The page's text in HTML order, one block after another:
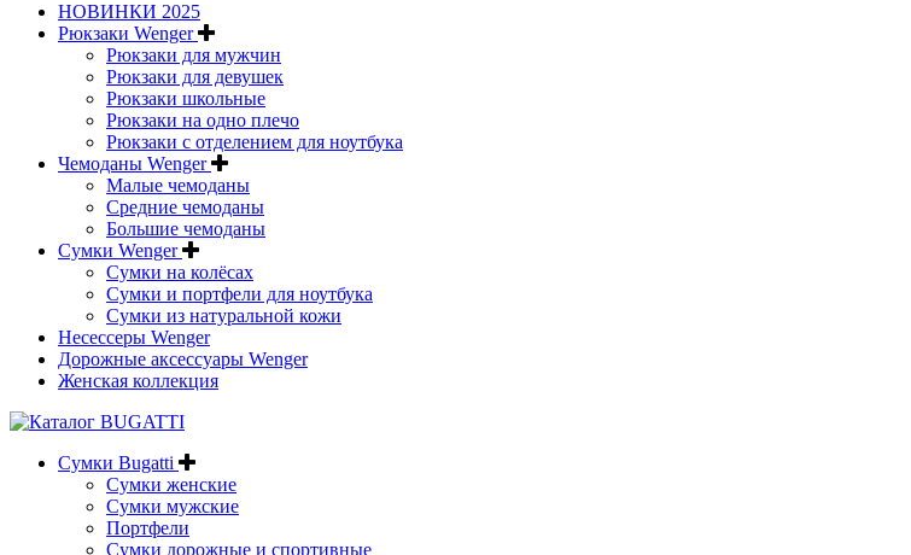
НОВИНКИ 2025
Рюкзаки Wenger
Рюкзаки для мужчин
Рюкзаки для девушек
Рюкзаки школьные
Рюкзаки на одно плечо
Рюкзаки с отделением для ноутбука
Чемоданы Wenger
Малые чемоданы
Средние чемоданы
Большие чемоданы
Сумки Wenger
Сумки на колёсах
Сумки и портфели для ноутбука
Сумки из натуральной кожи
Несессеры Wenger
Дорожные аксессуары Wenger
Женская коллекция
Сумки Bugatti
Сумки женские
Сумки мужские
Портфели
Сумки дорожные и спортивные